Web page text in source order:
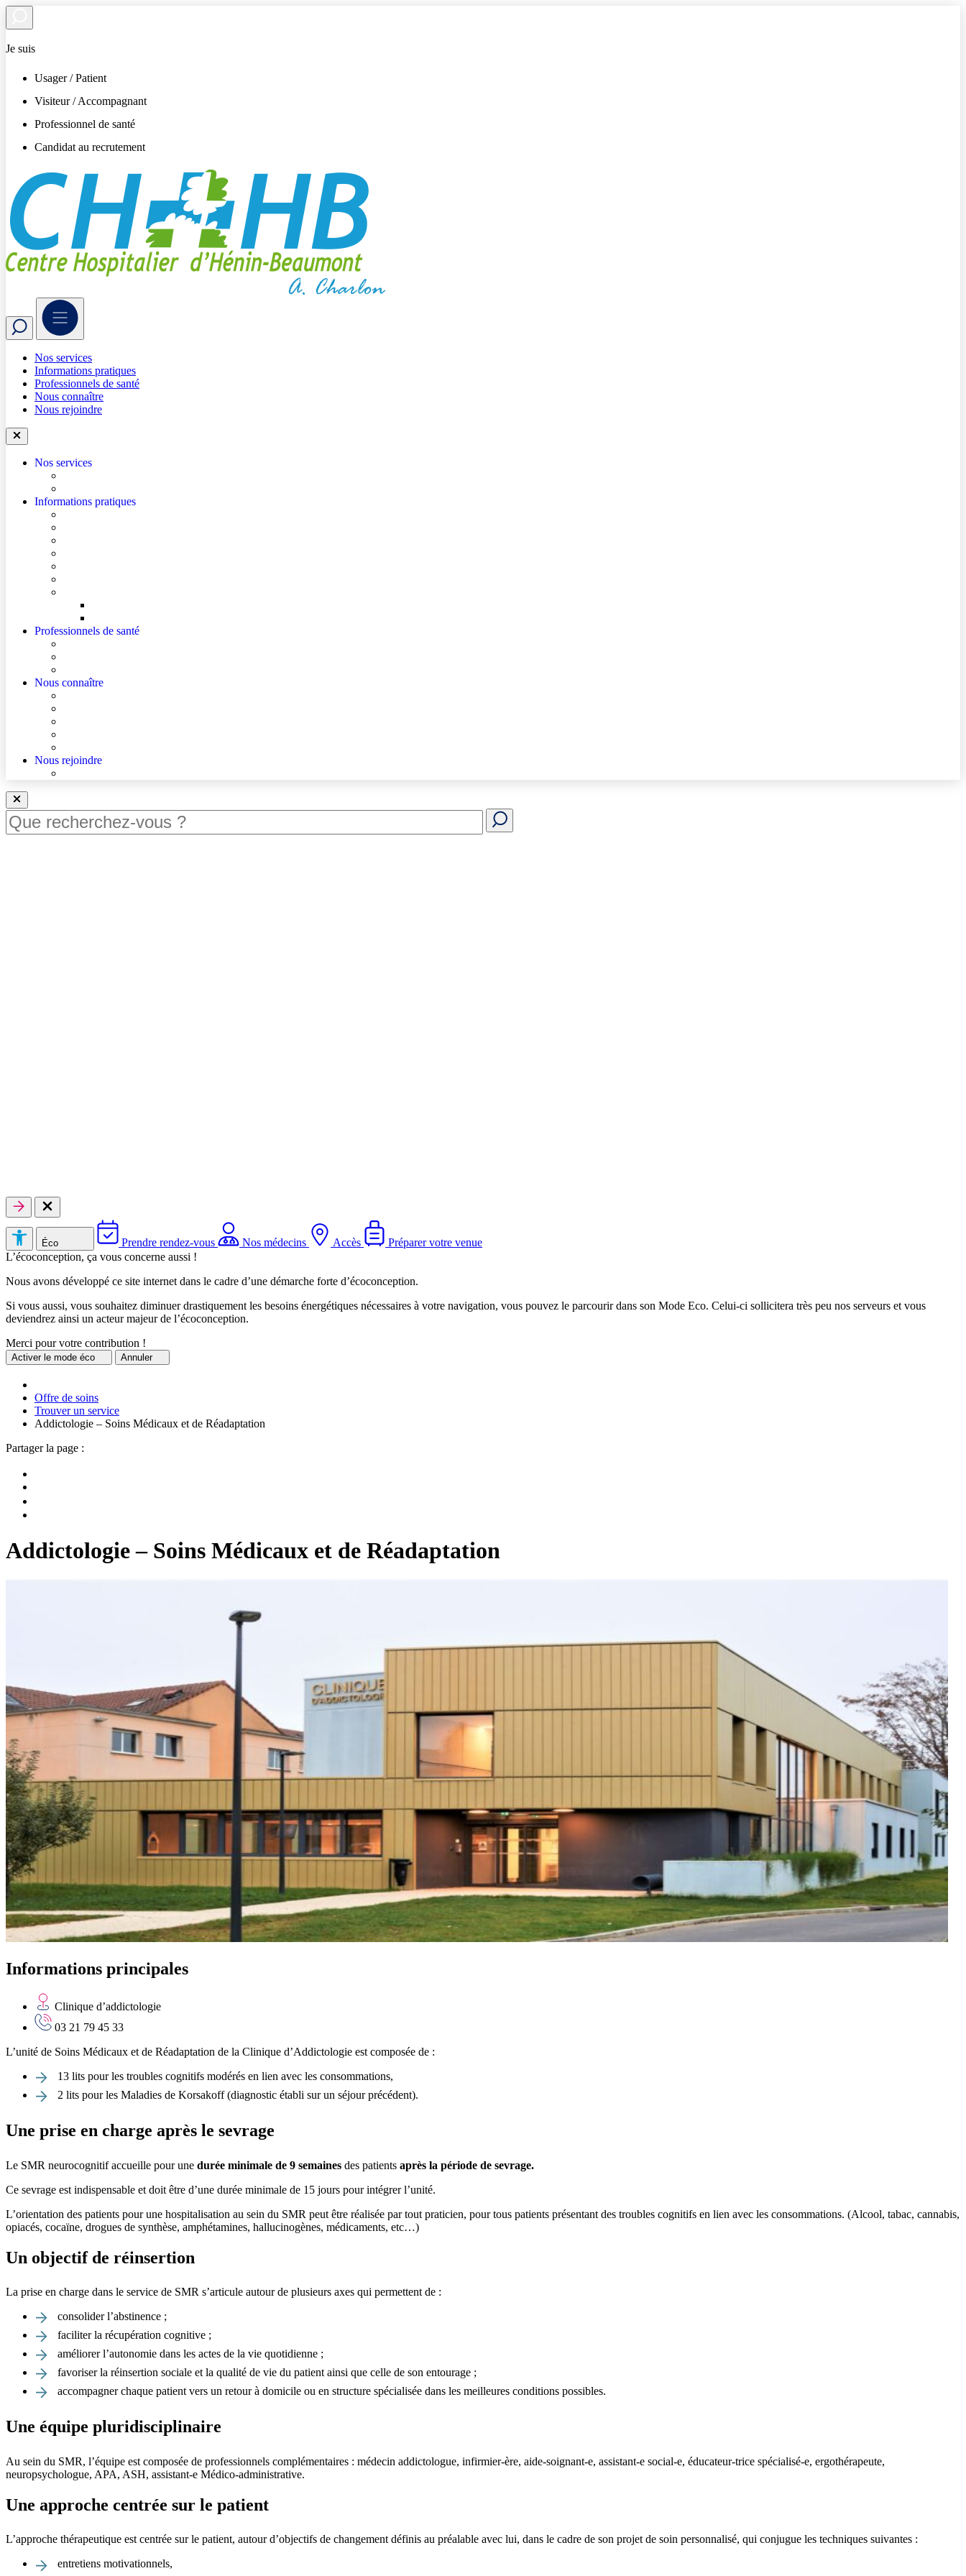
Je suis
Usager / Patient
Visiteur / Accompagnant
Professionnel de santé
Candidat au recrutement
Nos services
Informations pratiques
Professionnels de santé
Nous connaître
Nous rejoindre
Nos services
Informations pratiques
Professionnels de santé
Nous connaître
Nous rejoindre
Éco Prendre rendez-vous Nos médecins Accès
Préparer votre venue
L’écoconception, ça vous concerne aussi !
Nous avons développé ce site internet dans le cadre d’une démarche forte d’écoconception.
Si vous aussi, vous souhaitez diminuer drastiquement les besoins énergétiques nécessaires à votre navigation, vous pouvez le parcourir dans son Mode Eco. Celui-ci sollicitera très peu nos serveurs et vous
deviendrez ainsi un acteur majeur de l’écoconception.
Merci pour votre contribution !
Activerle mode éco Annuler
Offre de soins
Trouver un service
Addictologie – Soins Médicaux et de Réadaptation
Partager la page :
Addictologie – Soins Médicaux et de Réadaptation
Informations principales
Clinique d’addictologie
03 21 79 45 33
L’unité de Soins Médicaux et de Réadaptation de la Clinique d’Addictologie est composée de :
13 lits pour les troubles cognitifs modérés en lien avec les consommations,
2 lits pour les Maladies de Korsakoff (diagnostic établi sur un séjour précédent).
Une prise en charge après le sevrage
Le SMR neurocognitif accueille pour une durée minimale de 9 semaines des patients après la période de sevrage.
Ce sevrage est indispensable et doit être d’une durée minimale de 15 jours pour intégrer l’unité.
L’orientation des patients pour une hospitalisation au sein du SMR peut être réalisée par tout praticien, pour tous patients présentant des troubles cognitifs en lien avec les consommations. (Alcool, tabac, cannabis,
opiacés, cocaïne, drogues de synthèse, amphétamines, hallucinogènes, médicaments, etc…)
Un objectif de réinsertion
La prise en charge dans le service de SMR s’articule autour de plusieurs axes qui permettent de :
consolider l’abstinence ;
faciliter la récupération cognitive ;
améliorer l’autonomie dans les actes de la vie quotidienne ;
favoriser la réinsertion sociale et la qualité de vie du patient ainsi que celle de son entourage ;
accompagner chaque patient vers un retour à domicile ou en structure spécialisée dans les meilleures conditions possibles.
Une équipe pluridisciplinaire
Au sein du SMR, l’équipe est composée de professionnels complémentaires : médecin addictologue, infirmier-ère, aide-soignant-e, assistant-e social-e, éducateur-trice spécialisé-e, ergothérapeute,
neuropsychologue, APA, ASH, assistant-e Médico-administrative.
Une approche centrée sur le patient
L’approche thérapeutique est centrée sur le patient, autour d’objectifs de changement définis au préalable avec lui, dans le cadre de son projet de soin personnalisé, qui conjugue les techniques suivantes :
entretiens motivationnels,